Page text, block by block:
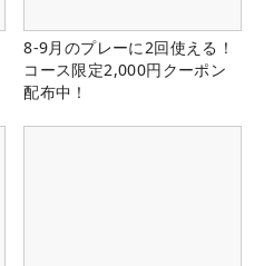
8-9月のプレーに2回使える！
コース限定2,000円クーポン
配布中！